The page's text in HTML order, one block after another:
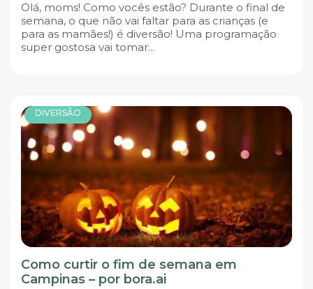
Olá, moms! Como vocês estão? Durante o final de
semana, o que não vai faltar para as crianças (e
para as mamães!) é diversão! Uma programação
super gostosa vai tomar...
DIVERSÃO
Como curtir o fim de semana em
Campinas – por bora.ai